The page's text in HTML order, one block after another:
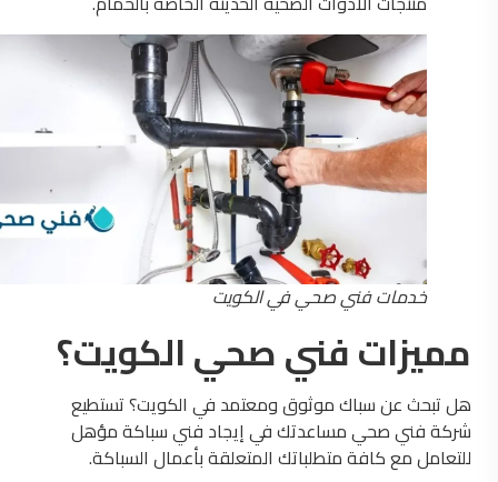
خدمات فني صحي في الكويت
مميزات فني صحي الكويت؟
هل تبحث عن سباك موثوق ومعتمد في الكويت؟ تستطيع
شركة فني صحي مساعدتك في إيجاد فني سباكة مؤهل
للتعامل مع كافة متطلباتك المتعلقة بأعمال السباكة.